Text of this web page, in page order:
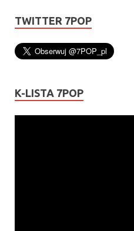
TWITTER 7POP
K-LISTA 7POP